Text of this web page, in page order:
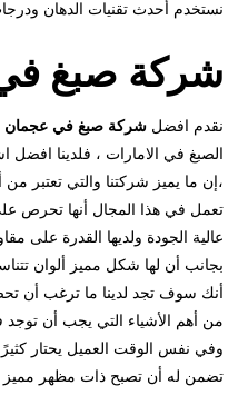
نستخدم أحدث تقنيات الدهان
شركة صبغ
نقدم افضلشركة صبغ في عجمان
الصبغ في الامارات ، فلدينا افضل
،إن ما يميز شركتنا والتي تعتبر
تعمل في هذا المجال أنها تحرص
عالية الجودة ولديها القدرة على
بجانب أن لها شكل مميز ألوان
أنك سوف تجد لدينا ما ترغب أن
من أهم الأشياء التي يجب أن توجد
وفي نفس الوقت العميل يحتار
تضمن له أن تصبح ذات مظهر مميز